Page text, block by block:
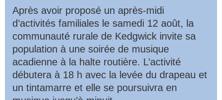
Après avoir proposé un après-midi
d’activités familiales le samedi 12 août, la
communauté rurale de Kedgwick invite sa
population à une soirée de musique
acadienne à la halte routière. L’activité
débutera à 18 h avec la levée du drapeau et
un tintamarre et elle se poursuivra en